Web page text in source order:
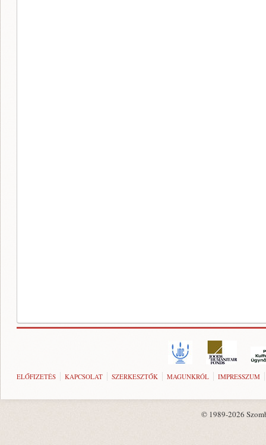
ELŐFIZETÉS KAPCSOLAT SZERKESZTŐK MAGUNKRÓL IMPRESSZUM
© 1989-2026